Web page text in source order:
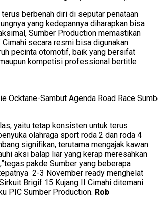
berbenah diri di seputar penataan
yang kedepannya diharapkan bisa
Sumber Production memastikan
secara resmi bisa digunakan
pecinta otomotif, baik yang bersifat
kompetisi professional bertitle
Ocktane-Sambut Agenda Road Race
yaitu tetap konsisten untuk terus
olahraga sport roda 2 dan roda 4
signifikan, terutama mengajak kawan
aksi balap liar yang kerap meresahkan
pakde Sumber yang beberapa
2-3 November ready menghelat
Brigif 15 Kujang II Cimahi ditemani
PIC Sumber Production. Rob